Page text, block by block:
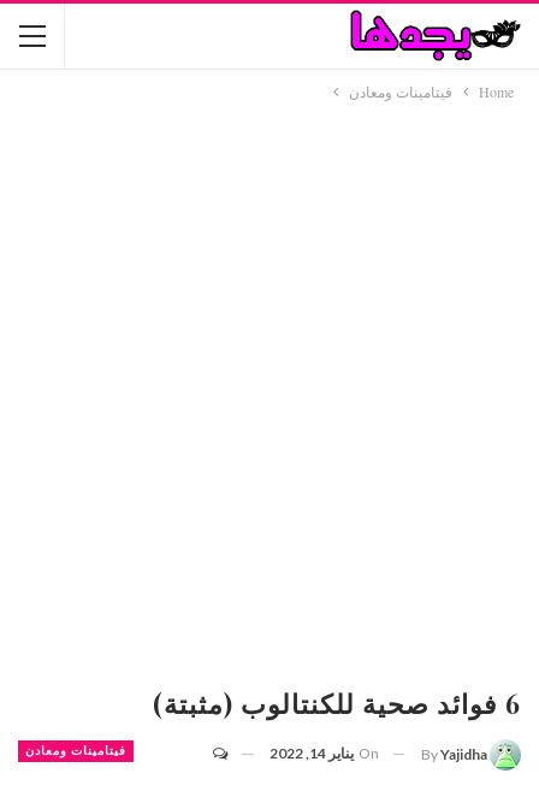
Home فيتامينات ومعادن
6 فوائد صحية للكنتالوب (مثبتة)
فيتامينات ومعادن ByYajidha
On يناير 14, 2022